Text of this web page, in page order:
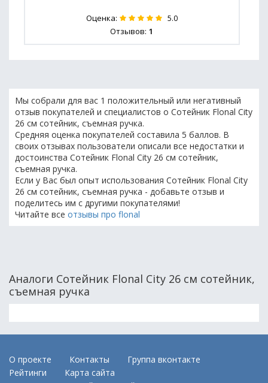
Оценка: 5.0
Отзывов: 1
Мы собрали для вас 1 положительный или негативный
отзыв покупателей и специалистов о Сотейник Flonal City
26 см сотейник, съемная ручка.
Средняя оценка покупателей составила 5 баллов. В
своих отзывах пользователи описали все недостатки и
достоинства Сотейник Flonal City 26 см сотейник,
съемная ручка.
Если у Вас был опыт использования Сотейник Flonal City
26 см сотейник, съемная ручка - добавьте отзыв и
поделитесь им с другими покупателями!
Читайте все отзывы про flonal
Аналоги Сотейник Flonal City 26 см сотейник,
съемная ручка
О проекте Контакты
Группа вконтакте
Рейтинги
Карта сайта